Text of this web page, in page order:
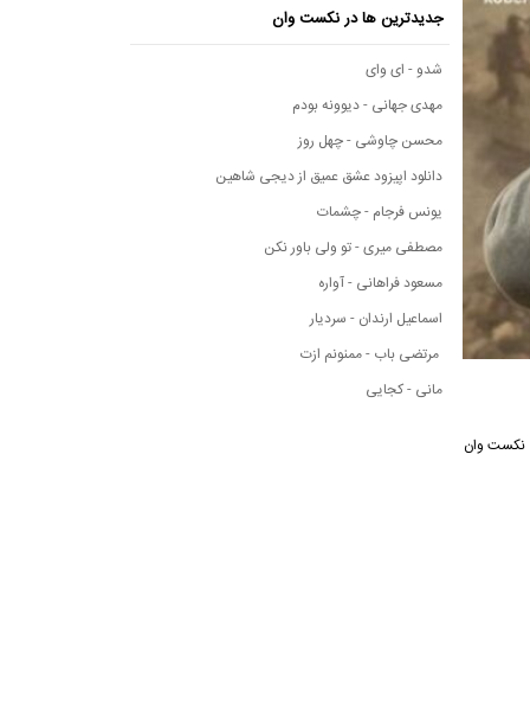
موسیقی نکست وان
جدیدترین ها در نکست وان
شدو - ای وای
مهدی جهانی - دیوونه بودم
محسن چاوشی - چهل روز
دانلود اپیزود عشق عمیق از دیجی شاهین
یونس فرجام - چشمات
مصطفی میری - تو ولی باور نکن
مسعود فراهانی - آواره
اسماعیل ارندان - سردیار
مرتضی باب - ممنونم ازت
مانی - کجایی